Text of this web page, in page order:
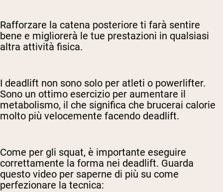
Rafforzare la catena posteriore ti farà sentire
bene e migliorerà le tue prestazioni in qualsiasi
altra attività fisica.
I deadlift non sono solo per atleti o powerlifter.
Sono un ottimo esercizio per aumentare il
metabolismo, il che significa che brucerai calorie
molto più velocemente facendo deadlift.
Come per gli squat, è importante eseguire
correttamente la forma nei deadlift. Guarda
questo video per saperne di più su come
perfezionare la tecnica: